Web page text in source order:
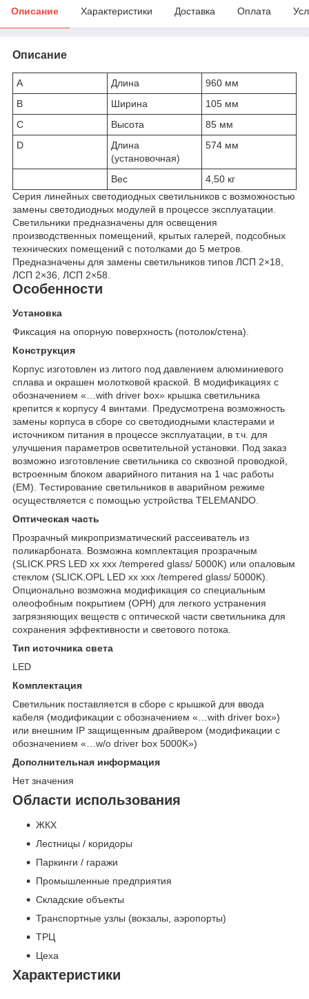
Описание Характеристики Доставка Оплата
Описание
A Длина
960 мм
B
Ширина
105 мм
C
Высота
85 мм
D
Длина
(установочная)
574 мм
Вес
4,50 кг
Серия линейных светодиодных светильников с возможностью
замены светодиодных модулей в процессе эксплуатации.
Светильники предназначены для освещения
производственных помещений, крытых галерей, подсобных
технических помещений с потолками до 5 метров.
Предназначены для замены светильников типов ЛСП 2×18,
ЛСП 2×36, ЛСП 2×58.
Особенности
Установка
Фиксация на опорную поверхность (потолок/стена).
Конструкция
Корпус изготовлен из литого под давлением алюминиевого
сплава и окрашен молотковой краской. В модификациях c
обозначением «…with driver box» крышка светильника
крепится к корпусу 4 винтами. Предусмотрена возможность
замены корпуса в сборе со светодиодными кластерами и
источником питания в процессе эксплуатации, в т.ч. для
улучшения параметров осветительной установки. Под заказ
возможно изготовление светильника со сквозной проводкой,
встроенным блоком аварийного питания на 1 час работы
(EM). Тестирование светильников в аварийном режиме
осуществляется с помощью устройства TELEMANDO.
Оптическая часть
Прозрачный микропризматический рассеиватель из
поликарбоната. Возможна комплектация прозрачным
(SLICK.PRS LED хх ххх /tempered glass/ 5000K) или опаловым
стеклом (SLICK.OPL LED хх ххх /tempered glass/ 5000K).
Опционально возможна модификация со специальным
олеофобным покрытием (OPH) для легкого устранения
загрязняющих веществ с оптической части светильника для
сохранения эффективности и светового потока.
Тип источника света
LED
Комплектация
Светильник поставляется в сборе c крышкой для ввода
кабеля (модификации c обозначением «…with driver box»)
или внешним IP защищенным драйвером (модификации c
обозначением «…w/o driver box 5000K»)
Дополнительная информация
Нет значения
Области использования
ЖКХ
Лестницы / коридоры
Паркинги / гаражи
Промышленные предприятия
Складские объекты
Транспортные узлы (вокзалы, аэропорты)
ТРЦ
Цеха
Характеристики